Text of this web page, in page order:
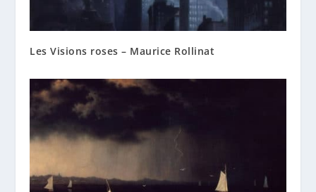
Les Visions roses – Maurice Rollinat